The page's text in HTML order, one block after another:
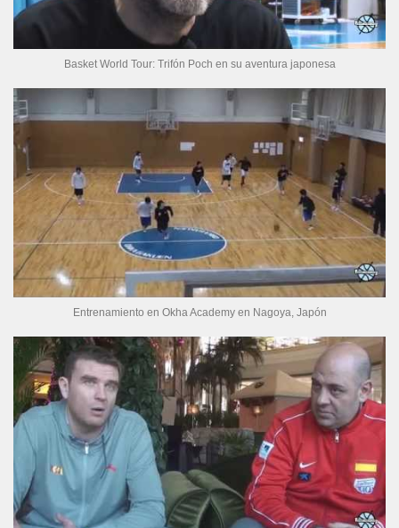
Basket World Tour: Trifón Poch en su aventura japonesa
Entrenamiento en Okha Academy en Nagoya, Japón